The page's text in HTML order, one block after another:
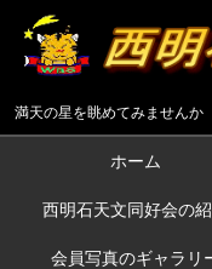
満天の星を眺めてみませんか
ホーム
西明石天文同好会の
会員写真のギャラリ